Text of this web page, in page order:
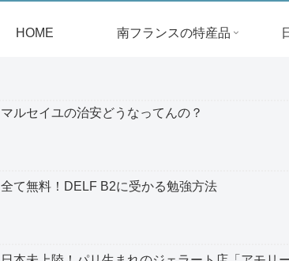
HOME 南フランスの特産品
マルセイユの治安どうなってんの？
全て無料！DELF B2に受かる勉強方法